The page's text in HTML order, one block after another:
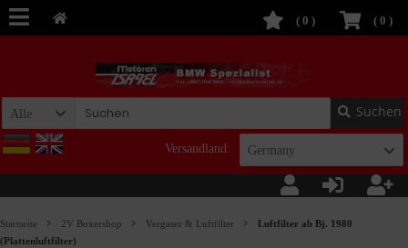
( 0 )
( 0 )
Alle Suchen
Versandland: Germany
Startseite 2V Boxershop Vergaser & Luftfilter
Luftfilter ab Bj. 1980
(Plattenluftfilter)